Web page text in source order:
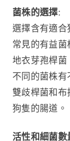
菌株的選擇:
選擇含有適合
常見的有益菌
地衣芽孢桿菌
不同的菌株有
雙歧桿菌和布
狗隻的腸道。
活性和細菌數